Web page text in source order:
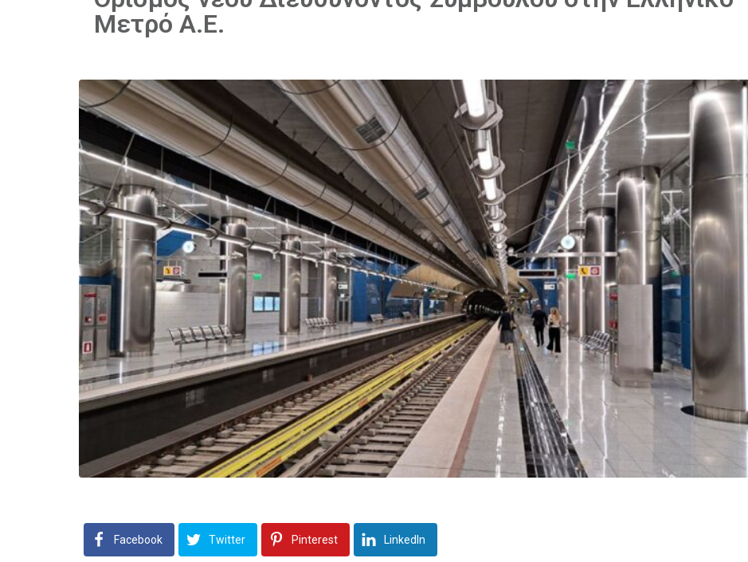
Μετρό Α.Ε.
Facebook Twitter Pinterest LinkedIn